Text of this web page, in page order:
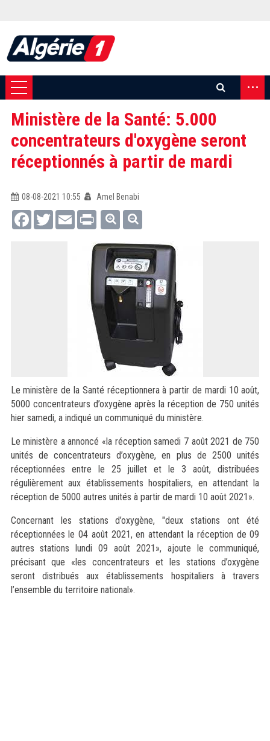
...
Ministère de la Santé: 5.000
concentrateurs d'oxygène seront
réceptionnés à partir de mardi
08-08-2021 10:55
Amel Benabi
FacebookTwitterEmail Print
Le ministère de la Santé réceptionnera à partir de mardi 10 août,
5000 concentrateurs d’oxygène après la réception de 750 unités
hier samedi, a indiqué un communiqué du ministère.
Le ministère a annoncé «la réception samedi 7 août 2021 de 750
unités de concentrateurs d’oxygène, en plus de 2500 unités
réceptionnées entre le 25 juillet et le 3 août, distribuées
régulièrement aux établissements hospitaliers, en attendant la
réception de 5000 autres unités à partir de mardi 10 août 2021».
Concernant les stations d’oxygène, "deux stations ont été
réceptionnées le 04 août 2021, en attendant la réception de 09
autres stations lundi 09 août 2021», ajoute le communiqué,
précisant que «les concentrateurs et les stations d’oxygène
seront distribués aux établissements hospitaliers à travers
l’ensemble du territoire national».